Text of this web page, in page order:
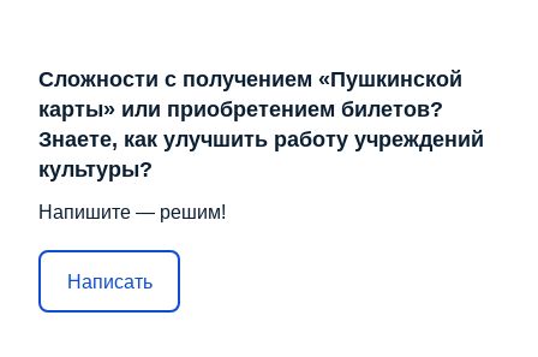
Сложности с получением «Пушкинской
карты» или приобретением билетов?
Знаете, как улучшить работу учреждений
культуры?
Напишите — решим!
Написать